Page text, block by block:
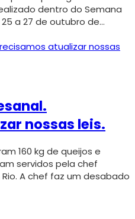
dentro do Semana
25 a 27 de outubro de…
nossas leis.
160 kg de queijos e
servidos pela chef
A chef faz um desabado